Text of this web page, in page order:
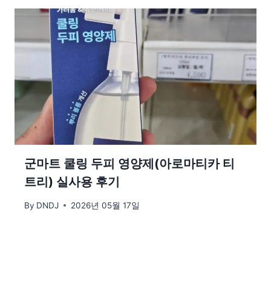
군마트 쿨링 두피 영양제(아로마티카 티
트리) 실사용 후기
By DNDJ 2026년 05월 17일